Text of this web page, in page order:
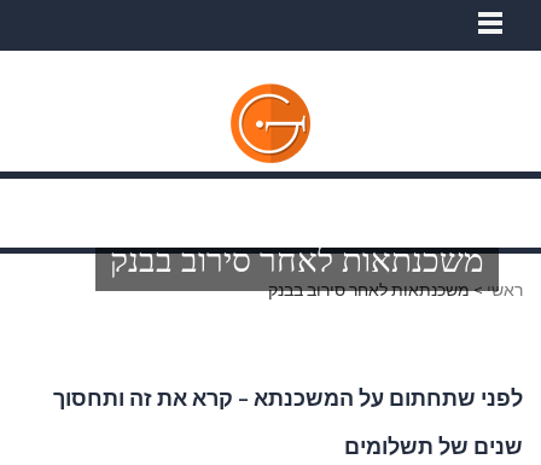
ראשי>משכנתאות לאחר סירוב בבנק
משכנתאות לאחר סירוב בבנק
לפני שתחתום על המשכנתא – קרא את זה ותחסוך
שנים של תשלומים